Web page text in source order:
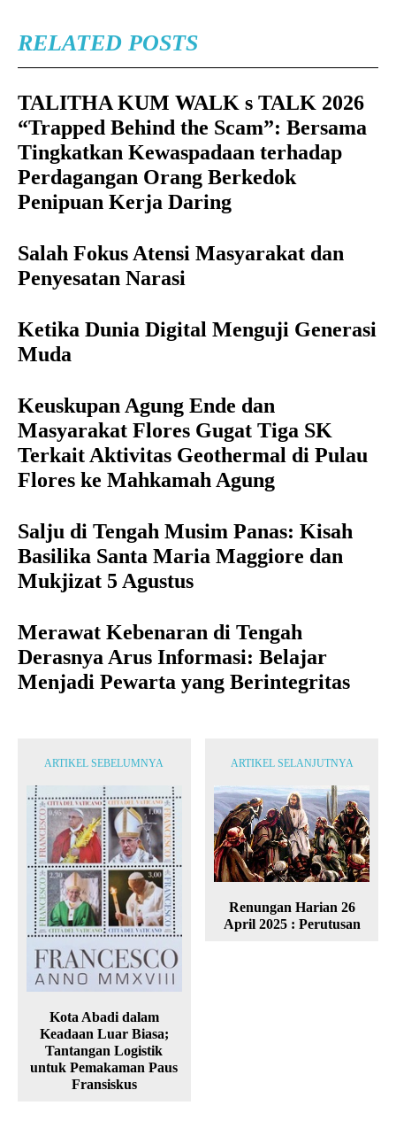
RELATED POSTS
TALITHA KUM WALK s TALK 2026
“Trapped Behind the Scam”: Bersama
Tingkatkan Kewaspadaan terhadap
Perdagangan Orang Berkedok
Penipuan Kerja Daring
Salah Fokus Atensi Masyarakat dan
Penyesatan Narasi
Ketika Dunia Digital Menguji Generasi
Muda
Keuskupan Agung Ende dan
Masyarakat Flores Gugat Tiga SK
Terkait Aktivitas Geothermal di Pulau
Flores ke Mahkamah Agung
Salju di Tengah Musim Panas: Kisah
Basilika Santa Maria Maggiore dan
Mukjizat 5 Agustus
Merawat Kebenaran di Tengah
Derasnya Arus Informasi: Belajar
Menjadi Pewarta yang Berintegritas
ARTIKEL SEBELUMNYA
Kota Abadi dalam
Keadaan Luar Biasa;
Tantangan Logistik
untuk Pemakaman Paus
Fransiskus
ARTIKEL SELANJUTNYA
Renungan Harian 26
April 2025 : Perutusan